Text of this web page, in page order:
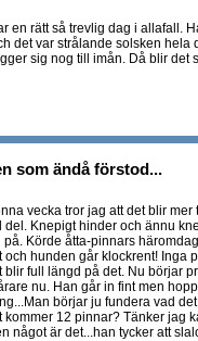
en rätt så trevlig dag i allafall.
det var strålande solsken hela
sig nog till imån. Då blir det
som ändå förstod...
vecka tror jag att det blir
del. Knepigt hinder och ännu
på. Körde åtta-pinnars
och hunden går klockrent! Inga
blir full längd på det. Nu börjar
nu. Han går in fint men
börjar ju fundera vad
kommer 12 pinnar? Tänker jag
något är det...han tycker att